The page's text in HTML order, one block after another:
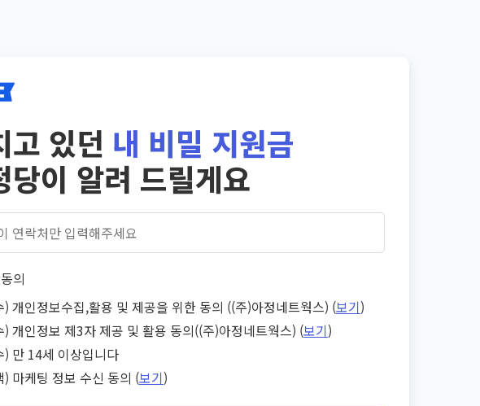
고 있던 내 비밀 지원금
당이 알려 드릴게요
의
) 개인정보수집,활용 및 제공을 위한 동의 ((주)아정네트웍스) (보기)
) 개인정보 제3자 제공 및 활용 동의((주)아정네트웍스) (보기)
) 만 14세 이상입니다
) 마케팅 정보 수신 동의 (보기)